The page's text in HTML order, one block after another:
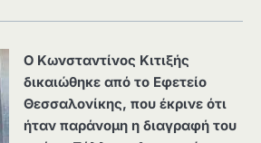
Ο Κωνσταντίνος Κιτιξής
δικαιώθηκε από το Εφετείο
Θεσσαλονίκης, που έκρινε ότι
ήταν παράνομη η διαγραφή του